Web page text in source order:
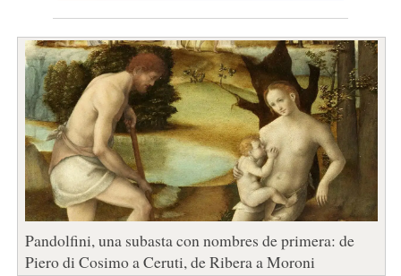
Pandolfini, una subasta con nombres de primera: de
Piero di Cosimo a Ceruti, de Ribera a Moroni